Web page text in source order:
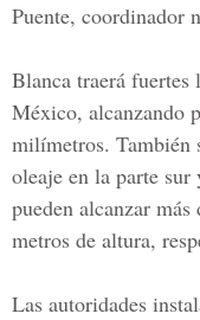
Puente, coordinador
Blanca traerá fuertes
México, alcanzando
milímetros. También
oleaje en la parte
pueden alcanzar
metros de altura,
Las autoridades